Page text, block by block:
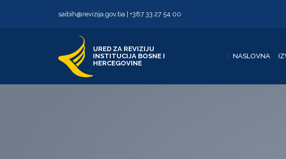
saibih@revizija.gov.ba +387 33 27 54 00
URED ZA REVIZIJU
INSTITUCIJA BOSNE I
HERCEGOVINE
NASLOVNA